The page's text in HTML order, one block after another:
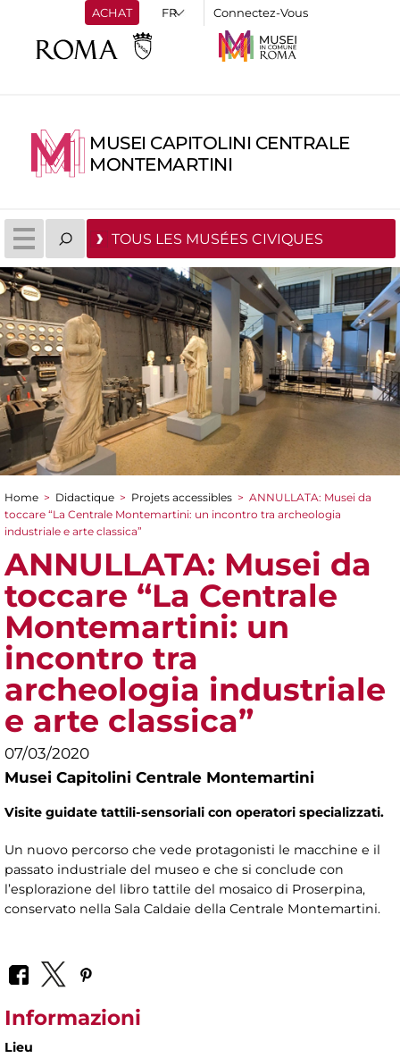
ACHAT Connectez-Vous
MUSEI CAPITOLINI CENTRALE
MONTEMARTINI
TOUS LES MUSÉES CIVIQUES
You are here
Home > Didactique > Projets accessibles > ANNULLATA: Musei da
toccare “La Centrale Montemartini: un incontro tra archeologia
industriale e arte classica”
ANNULLATA: Musei da
toccare “La Centrale
Montemartini: un
incontro tra
archeologia industriale
e arte classica”
07/03/2020
Musei Capitolini Centrale Montemartini
Visite guidate tattili-sensoriali con operatori specializzati.
Un nuovo percorso che vede protagonisti le macchine e il
passato industriale del museo e che si conclude con
l’esplorazione del libro tattile del mosaico di Proserpina,
conservato nella Sala Caldaie della Centrale Montemartini.
Informazioni
Lieu